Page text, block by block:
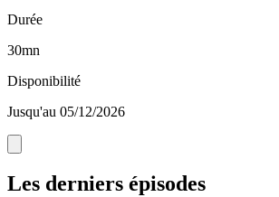
Durée
30mn
Disponibilité
Jusqu'au 05/12/2026
Les derniers épisodes